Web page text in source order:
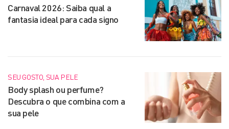
Carnaval 2026: Saiba qual a
fantasia ideal para cada signo
SEU GOSTO, SUA PELE
Body splash ou perfume?
Descubra o que combina com a
sua pele